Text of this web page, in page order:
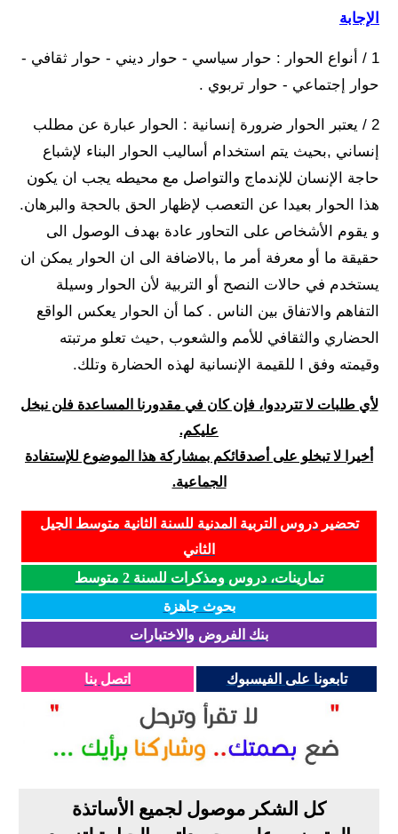
الإجابة
1 / أنواع الحوار : حوار سياسي - حوار ديني - حوار ثقافي -
حوار إجتماعي - حوار تربوي .
2 / يعتبر الحوار ضرورة إنسانية : الحوار عبارة عن مطلب
إنساني ,بحيث يتم استخدام أساليب الحوار البناء لإشباع
حاجة الإنسان للإندماج والتواصل مع محيطه يجب ان يكون
هذا الحوار بعيدا عن التعصب لإظهار الحق بالحجة والبرهان.
و يقوم الأشخاص على التحاور عادة بهدف الوصول الى
حقيقة ما أو معرفة أمر ما ,بالاضافة الى ان الحوار يمكن ان
يستخدم في حالات النصح أو التربية لأن الحوار وسيلة
التفاهم والاتفاق بين الناس . كما أن الحوار يعكس الواقع
الحضاري والثقافي للأمم والشعوب ,حيث تعلو مرتبته
وقيمته وفق ا للقيمة الإنسانية لهذه الحضارة وتلك.
لأي طلبات لا تترددوا، فإن كان في مقدورنا المساعدة فلن نبخل
عليكم.
أخيرا لا تبخلو على أصدقائكم بمشاركة هذا الموضوع للإستفادة
الجماعية.
تحضير دروس التربية المدنية للسنة الثانية متوسط الجيل
الثاني
تمارينات، دروس ومذكرات للسنة 2 متوسط
بحوث جاهزة
بنك الفروض والاختبارات
تابعونا على الفيسبوك اتصل بنا
كل الشكر موصول لجميع الأساتذة